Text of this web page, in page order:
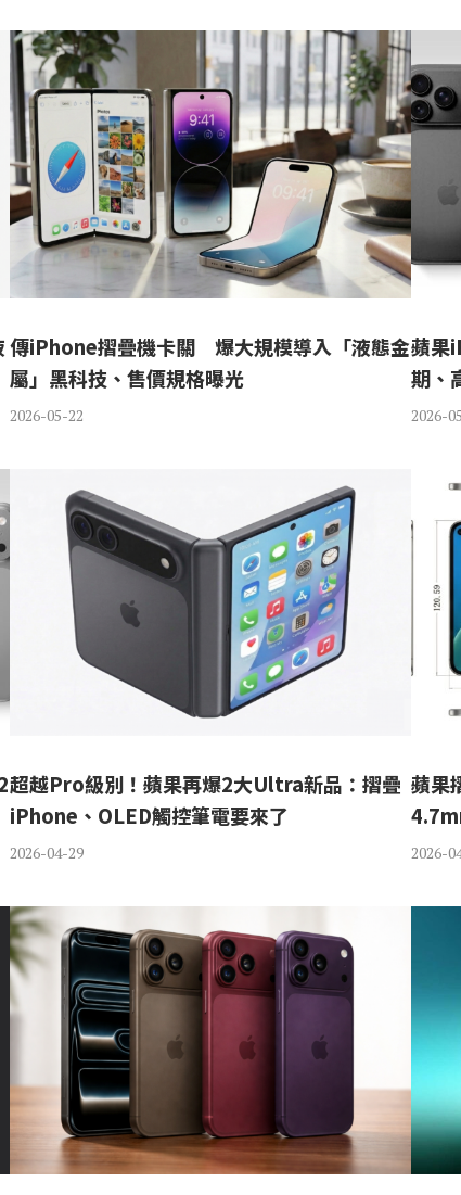
傳iPhone摺疊機卡關 爆大規模導入「液態金
屬」黑科技、售價規格曝光
2026-05-22
蘋果
期、
2026-
超越Pro級別！蘋果再爆2大Ultra新品：摺疊
iPhone、OLED觸控筆電要來了
2026-04-29
蘋果
2026-